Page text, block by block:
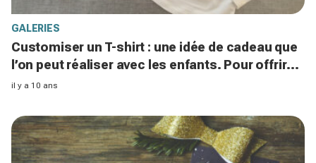
GALERIES
Customiser un T-shirt : une idée de cadeau que
l’on peut réaliser avec les enfants. Pour offrir
ou pour se faire plaisir !
il y a 10 ans